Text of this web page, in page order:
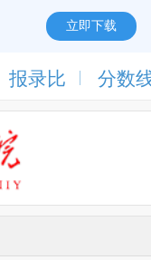
立即下载
报录比 分数